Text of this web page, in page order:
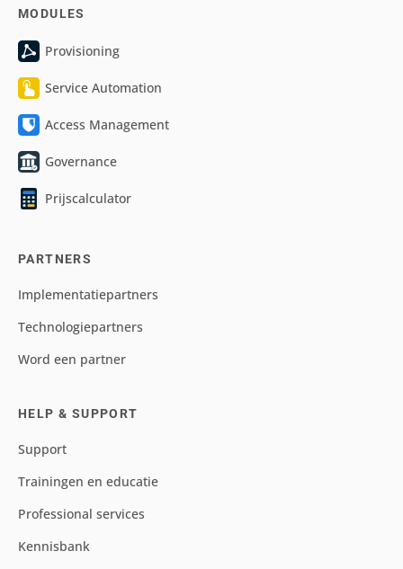
MODULES
Provisioning
Service Automation
Access Management
Governance
Prijscalculator
PARTNERS
Implementatiepartners
Technologiepartners
Word een partner
HELP & SUPPORT
Support
Trainingen en educatie
Professional services
Kennisbank